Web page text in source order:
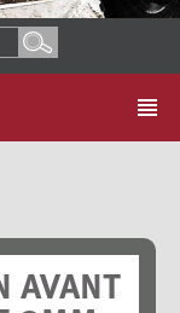
AVANT